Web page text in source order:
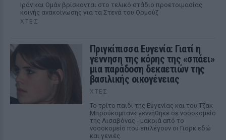
Ιράν και Ομάν βρίσκονται στο τελικό στάδιο προετοιμασίας
κοινής ανακοίνωσης για τα Στενά του Ορμούζ
ΧΤΕΣ
Πριγκίπισσα Ευγενία: Γιατί η
γέννηση της κόρης της «σπάει»
μια παράδοση δεκαετιών της
βασιλικής οικογένειας
ΧΤΕΣ
Το τρίτο παιδί της Ευγενίας και του Τζακ
Μπρούκσμπανκ γεννήθηκε σε νοσοκομείο
της Λισαβόνας - μακριά από το
νοσοκομείο που επιλέγουν οι Γιορκ εδώ
και γενιές.